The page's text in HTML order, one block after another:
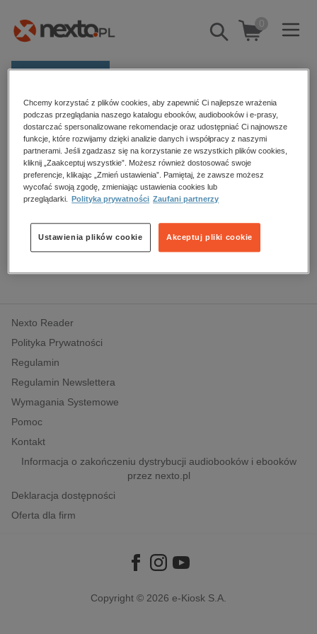
Pokaż/schowaj
wyszukiwarkę
0
Kategorie
Zobacz wszystkie E-prasa
budownictwo, aranżacja wnętrz
biznesowe, branżowe, gospodarka
dzienniki
edukacja
hobby, sport, rozrywka
kobiece, lifestyle, kultura
polityka, społeczno-informacyjne
zdrowie
Strona główna ebooki Społeczeństwo Psychologia
Psychologia – ebooki
Sortowanie Filtrowanie
Brak produktów.
Nexto Reader
Polityka Prywatności
Regulamin
Regulamin Newslettera
Wymagania Systemowe
Pomoc
Kontakt
Informacja o zakończeniu dystrybucji audiobooków i ebooków
przez nexto.pl
Deklaracja dostępności
Oferta dla firm
Copyright © 2026 e-Kiosk S.A.
Chcemy korzystać z plików cookies, aby zapewnić Ci najlepsze wrażenia
podczas przeglądania naszego katalogu ebooków, audiobooków i e-prasy,
dostarczać spersonalizowane rekomendacje oraz udostępniać Ci najnowsze
funkcje, które rozwijamy dzięki analizie danych i współpracy z naszymi
partnerami. Jeśli zgadzasz się na korzystanie ze wszystkich plików cookies,
kliknij „Zaakceptuj wszystkie”. Możesz również dostosować swoje
preferencje, klikając „Zmień ustawienia”. Pamiętaj, że zawsze możesz
wycofać swoją zgodę, zmieniając ustawienia cookies lub
przeglądarki.
Polityka prywatności Zaufani partnerzy
Akceptuj pliki cookie
Ustawienia plików cookie